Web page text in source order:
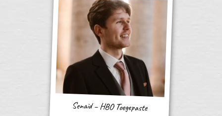
Senaid – HBO Toegepaste